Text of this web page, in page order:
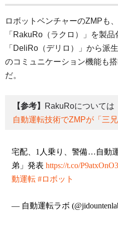
ロボットベンチャーのZMPも
「RakuRo（ラクロ）」を製
「DeliRo（デリロ）」から派
のコミュニケーション機能も
だ。
【参考】 RakuRoについては
自動運転技術でZMPが「三
宅配、1人乗り、警備…自動
弟」発表 https://t.co/
動運転 #ロボット
— 自動運転ラボ